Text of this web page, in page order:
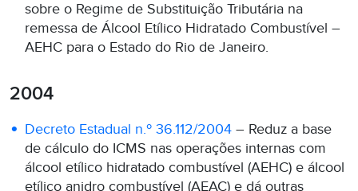
sobre o Regime de Substituição Tributária na
remessa de Álcool Etílico Hidratado Combustível –
AEHC para o Estado do Rio de Janeiro.
2004
Decreto Estadual n.º 36.112/2004 – Reduz a base
de cálculo do ICMS nas operações internas com
álcool etílico hidratado combustível (AEHC) e álcool
etílico anidro combustível (AEAC) e dá outras